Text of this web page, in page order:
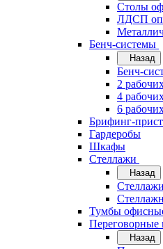
Cтолы
ЛДСП
Бенч-системы
Назад
Бенч-
2
4
6
Брифинг-
Гардеробы
Шкафы
Стеллажи
Назад
Стеллажи
Тумбы
Переговорные
Назад